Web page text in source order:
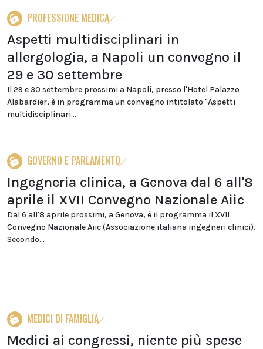
PROFESSIONE MEDICA
Aspetti multidisciplinari in
allergologia, a Napoli un convegno il
29 e 30 settembre
Il 29 e 30 settembre prossimi a Napoli, presso l'Hotel Palazzo
Alabardier, è in programma un convegno intitolato "Aspetti
multidisciplinari...
GOVERNO E PARLAMENTO
Ingegneria clinica, a Genova dal 6 all'8
aprile il XVII Convegno Nazionale Aiic
Dal 6 all'8 aprile prossimi, a Genova, è il programma il XVII
Convegno Nazionale Aiic (Associazione italiana ingegneri clinici).
Secondo...
MEDICI DI FAMIGLIA
Medici ai congressi, niente più spese